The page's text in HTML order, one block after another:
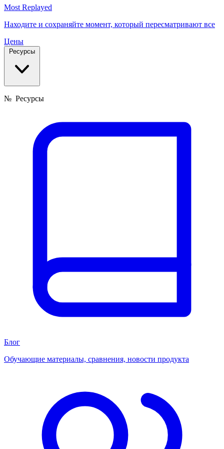
Most Replayed
Находите и сохраняйте момент, который пересматривают все
Цены
Ресурсы
№ Ресурсы
Блог
Обучающие материалы, сравнения, новости продукта